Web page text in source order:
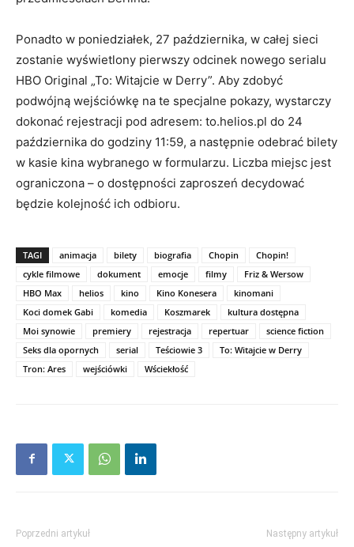
Ponadto w poniedziałek, 27 października, w całej sieci
zostanie wyświetlony pierwszy odcinek nowego serialu
HBO Original „To: Witajcie w Derry”. Aby zdobyć
podwójną wejściówkę na te specjalne pokazy, wystarczy
dokonać rejestracji pod adresem: to.helios.pl do 24
października do godziny 11:59, a następnie odebrać bilety
w kasie kina wybranego w formularzu. Liczba miejsc jest
ograniczona – o dostępności zaproszeń decydować
będzie kolejność ich odbioru.
TAGI animacja bilety biografia Chopin
Chopin!
cykle filmowe
dokument emocje filmy
Friz & Wersow
HBO Max
helios kino Kino Konesera
kinomani
Koci domek Gabi
komedia Koszmarek
kultura dostępna
Moi synowie
premiery rejestracja repertuar
science fiction
Seks dla opornych
serial Teściowie 3
To: Witajcie w Derry
Tron: Ares
wejściówki Wściekłość
Poprzedni artykuł Następny artykuł